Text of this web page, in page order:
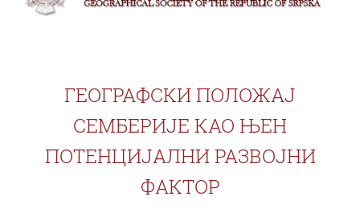
ГЕОГРАФСКИ ПОЛОЖАЈ
СЕМБЕРИЈЕ КAO ЊЕН
ПОТЕНЦИJАЛНИ РАЗВОЈНИ
ФАКТОР